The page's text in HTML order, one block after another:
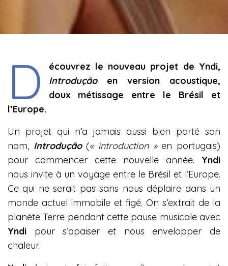
D
écouvrez le nouveau projet de Yndi,
Introduçāoen version acoustique,
doux métissage entre le Brésil et
l’Europe.
Un projet qui n’a jamais aussi bien porté son
nom, Introduçāo(« introduction » en portugais)
pour commencer cette nouvelle année. Yndi
nous invite à un voyage entre le Brésil et l’Europe.
Ce qui ne serait pas sans nous déplaire dans un
monde actuel immobile et figé. On s’extrait de la
planète Terre pendant cette pause musicale avec
Yndi pour s’apaiser et nous envelopper de
chaleur.